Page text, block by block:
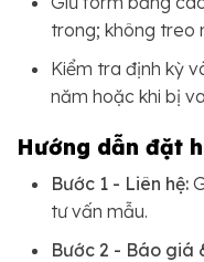
trong; không treo
Kiểm tra định kỳ
năm hoặc khi bị
Hướng dẫn đặt
Bước 1 - Liên hệ:
tư vấn mẫu.
Bước 2 - Báo giá